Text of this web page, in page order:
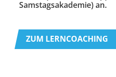
Samstagsakademie) an.
ZUM LERNCOACHING